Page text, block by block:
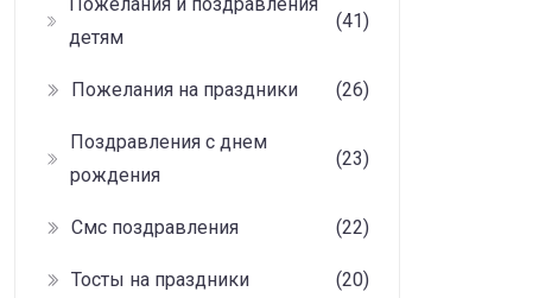
детям
(41)
Пожелания на праздники (26)
Поздравления с днем
рождения
(23)
Смс поздравления (22)
Тосты на праздники (20)